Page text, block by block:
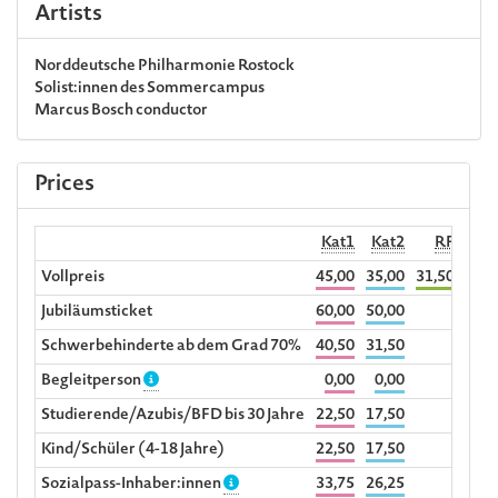
Artists
Norddeutsche Philharmonie Rostock
Solist:innen des Sommercampus
Marcus Boschconductor
Prices
Kat1 Kat2 RF
Vollpreis
45,00 35,00 31,50
Jubiläumsticket
60,00
50,00
Schwerbehinderte ab dem Grad 70%
40,50
31,50
Begleitperson
0,00
0,00
Studierende/Azubis/BFD bis 30 Jahre
22,50
17,50
Kind/Schüler (4-18 Jahre)
22,50
17,50
Sozialpass-Inhaber:innen
33,75 26,25